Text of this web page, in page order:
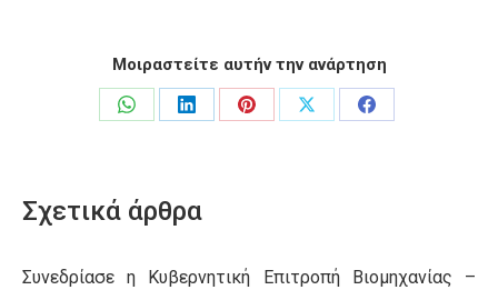
Μοιραστείτε αυτήν την ανάρτηση
Share
Share
Share
Share
Share
Σχετικά άρθρα
Συνεδρίασε η Κυβερνητική Επιτροπή Βιομηχανίας –